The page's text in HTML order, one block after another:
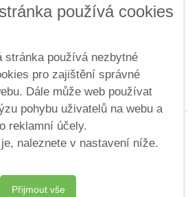
Mapa webu Cookies
- 2026 Střední odborná škola
Lovosice &
Vitalex
službě
VlastníŠkolníWeb.cz
používá cookies
stránka používá nezbytné
pro zajištění správné
Dále může web používat
pohybu uživatelů na webu a
reklamní účely.
naleznete v nastavení níže.
Přijmout vše